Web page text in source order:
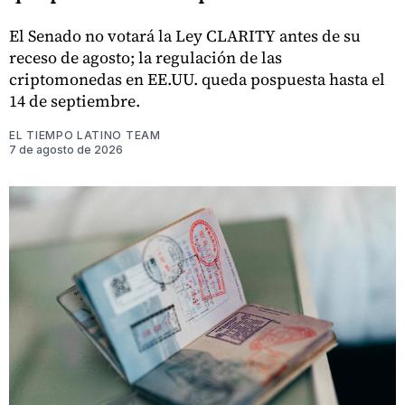
El Senado no votará la Ley CLARITY antes de su
receso de agosto; la regulación de las
criptomonedas en EE.UU. queda pospuesta hasta el
14 de septiembre.
EL TIEMPO LATINO TEAM
7 de agosto de 2026